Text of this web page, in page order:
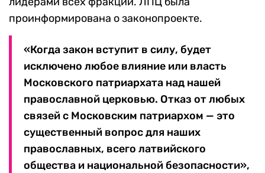
проинформирована о законопроекте.
«Когда закон вступит в силу, будет
исключено любое влияние или власть
Московского патриархата над нашей
православной церковью. Отказ от любых
связей с Московским патриархом — это
существенный вопрос для наших
православных, всего латвийского
общества и национальной безопасности»,